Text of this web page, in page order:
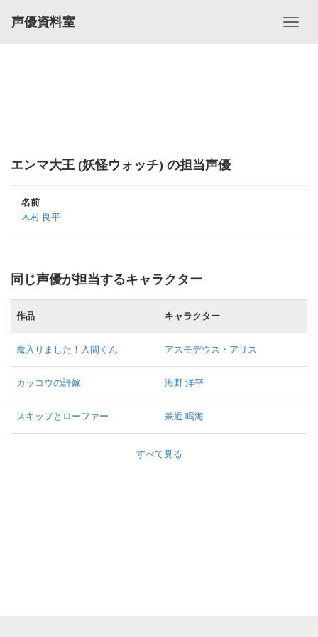
声優資料室
エンマ大王 (妖怪ウォッチ) の担当声優
名前
木村 良平
同じ声優が担当するキャラクター
作品 キャラクター
魔入りました！入間くん アスモデウス・アリス
カッコウの許嫁 海野 洋平
スキップとローファー 兼近 鳴海
すべて見る